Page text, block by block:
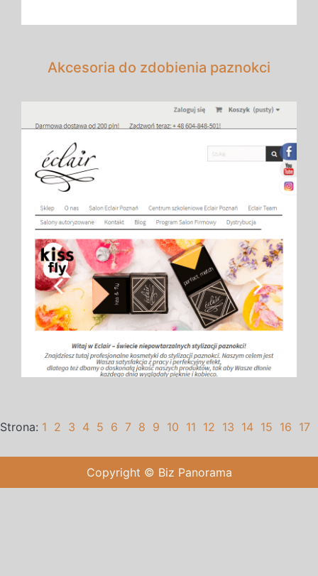
Akcesoria do zdobienia paznokci
Strona: 1 2 3 4 5 6 7 8 9 10 11 12 13 14 15 16 17
Copyright © Biz Panorama